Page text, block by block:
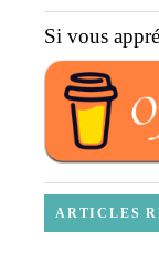
Si vous
ARTICLES